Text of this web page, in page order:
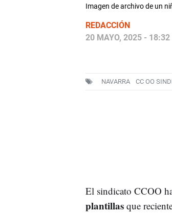
Imagen de archivo de un
REDACCIÓN
20 MAYO, 2025 - 18:32
NAVARRA CC OO
El sindicato CCOO
plantillasque